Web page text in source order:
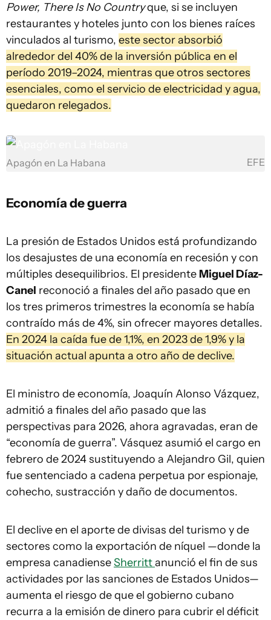
Power, There Is No Countryque, si se incluyen
restaurantes y hoteles junto con los bienes raíces
vinculados al turismo, este sector absorbió
alrededor del 40% de la inversión pública en el
período 2019–2024, mientras que otros sectores
esenciales, como el servicio de electricidad y agua,
quedaron relegados.
Apagón en La Habana EFE
Economía de guerra
La presión de Estados Unidos está profundizando
los desajustes de una economía en recesión y con
múltiples desequilibrios. El presidente Miguel Díaz-
Canel reconoció a finales del año pasado que en
los tres primeros trimestres la economía se había
contraído más de 4%, sin ofrecer mayores detalles.
En 2024 la caída fue de 1,1%, en 2023 de 1,9% y la
situación actual apunta a otro año de declive.
El ministro de economía, Joaquín Alonso Vázquez,
admitió a finales del año pasado que las
perspectivas para 2026, ahora agravadas, eran de
“economía de guerra”. Vásquez asumió el cargo en
febrero de 2024 sustituyendo a Alejandro Gil, quien
fue sentenciado a cadena perpetua por espionaje,
cohecho, sustracción y daño de documentos.
El declive en el aporte de divisas del turismo y de
sectores como la exportación de níquel —donde la
empresa canadienseSherrittanunció el fin de sus
actividades por las sanciones de Estados Unidos—
aumenta el riesgo de que el gobierno cubano
recurra a la emisión de dinero para cubrir el déficit